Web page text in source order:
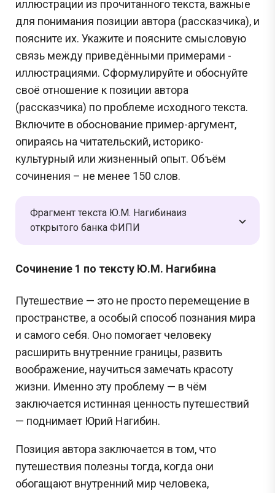
иллюстрации из прочитанного текста, важные
для понимания позиции автора (рассказчика), и
поясните их. Укажите и поясните смысловую
связь между приведёнными примерами -
иллюстрациями. Сформулируйте и обоснуйте
своё отношение к позиции автора
(рассказчика) по проблеме исходного текста.
Включите в обоснование пример-аргумент,
опираясь на читательский, историко-
культурный или жизненный опыт. Объём
сочинения – не менее 150 слов.
Фрагмент текста Ю.М. Нагибинаиз
открытого банка ФИПИ
Сочинение 1 по тексту Ю.М. Нагибина
Путешествие — это не просто перемещение в
пространстве, а особый способ познания мира
и самого себя. Оно помогает человеку
расширить внутренние границы, развить
воображение, научиться замечать красоту
жизни. Именно эту проблему — в чём
заключается истинная ценность путешествий
— поднимает Юрий Нагибин.
Позиция автора заключается в том, что
путешествия полезны тогда, когда они
обогащают внутренний мир человека,